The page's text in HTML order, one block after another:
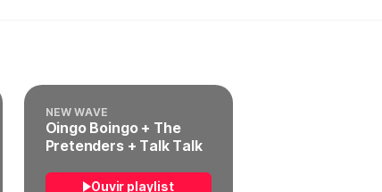
NEW WAVE
Oingo Boingo + The
Pretenders + Talk Talk
Ouvir playlist